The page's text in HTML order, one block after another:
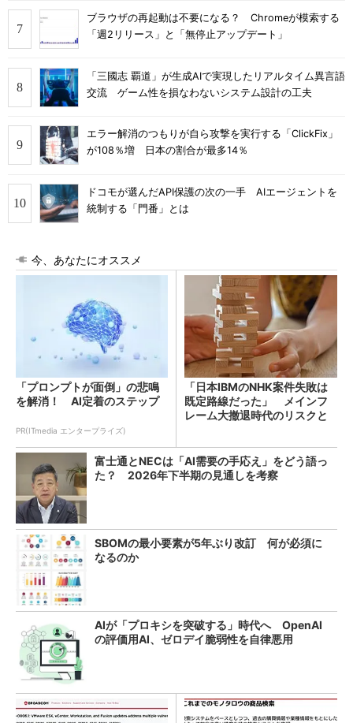
ブラウザの再起動は不要になる？ Chromeが模索する
「週2リリース」と「無停止アップデート」
「三國志 覇道」が生成AIで実現したリアルタイム異言語
交流 ゲーム性を損なわないシステム設計の工夫
エラー解消のつもりが自ら攻撃を実行する「ClickFix」
が108％増 日本の割合が最多14％
ドコモが選んだAPI保護の次の一手 AIエージェントを
統制する「門番」とは
今、あなたにオススメ
「プロンプトが面倒」の悲鳴
を解消！ AI定着のステップ
PR(ITmedia エンタープライズ)
「日本IBMのNHK案件失敗は
既定路線だった」 メインフ
レーム大撤退時代のリスクと
富士通とNECは「AI需要の手応え」をどう語っ
た？ 2026年下半期の見通しを考察
SBOMの最小要素が5年ぶり改訂 何が必須に
なるのか
AIが「プロキシを突破する」時代へ OpenAI
の評価用AI、ゼロデイ脆弱性を自律悪用